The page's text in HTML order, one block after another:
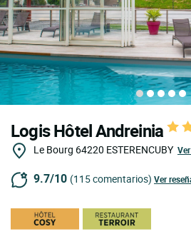
Logis Hôtel Andreinia
Le Bourg 64220 ESTERENCUBY
9.7/10 (115 comentarios) Ver